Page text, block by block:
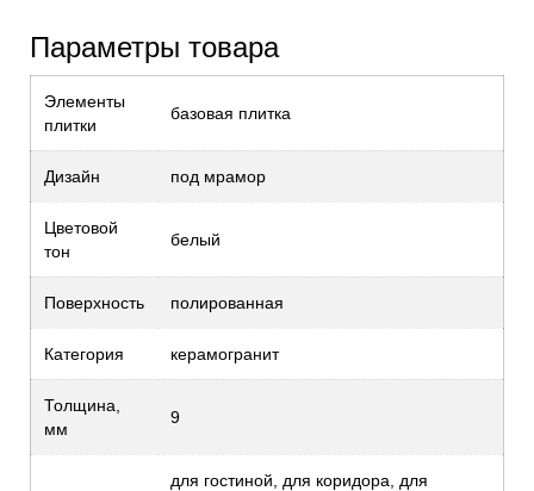
Параметры товара
Элементы
плитки
базовая плитка
Дизайн под мрамор
Цветовой
тон
белый
Поверхность полированная
Категория керамогранит
Толщина,
мм
9
для гостиной, для коридора, для